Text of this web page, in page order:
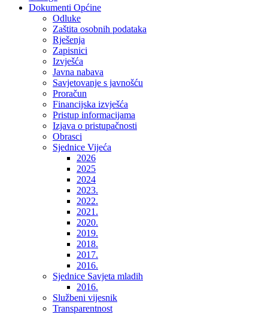
Dokumenti Općine
Odluke
Zaštita osobnih podataka
Rješenja
Zapisnici
Izvješća
Javna nabava
Savjetovanje s javnošću
Proračun
Financijska izvješća
Pristup informacijama
Izjava o pristupačnosti
Obrasci
Sjednice Vijeća
2026
2025
2024
2023.
2022.
2021.
2020.
2019.
2018.
2017.
2016.
Sjednice Savjeta mladih
2016.
Službeni vijesnik
Transparentnost